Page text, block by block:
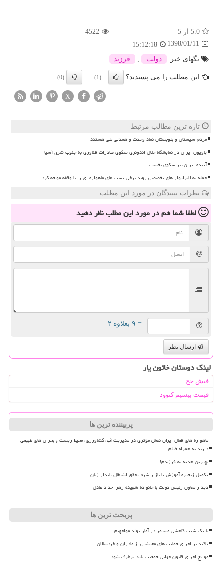
5.0 از 5
4522
1398/01/11
15:12:18
تگهای خبر:
دولت فرزند
این مطلب را می پسندید؟ (1)
(0)
X
تازه ترین مطالب مرتبط
مردم سیستان و بلوچستان نماد وحدت و همدلی ملی هستند
پاویون ایران در نمایشگاه حلال اندونزی سکوی صادرات فناوری به جنوب شرق آسیا
آینده ایران، بر سکوی نخست
حمله به لابراتوار های تخصصی روند برخی تست های ماهواره ای را با وقفه مواجه کرد
نظرات بینندگان در مورد این مطلب
لطفا شما همدر مورد این مطلبنظر دهید
= ۹ بعلاوه ۲
ارسال نظر
لینک دوستان خاتون یار
فیش حج
قیمت بیسیم کنوود
پربیننده ترین ها
ماهواره های فعال ایران نقش مؤثری در مدیریت آب، کشاورزی، محیط زیست و بحران های طبیعی
دارند به همراه فیلم
بهترین هدیه به فرزندم!
تکمیل زنجیره آموزش تا بازار شرط تحقق اشتغال پایدار زنان
دیدار معاون رئیس دولت با خانواده شهیده زهرا حداد عادل
پربحث ترین ها
با یک شیب کاهشی مستمر در آمار تولد مواجهیم
تاکید بر اجرای حمایت های معیشتی از مادران و خردسالان
موانع اجرای قانون جوانی جمعیت باید برطرف شود